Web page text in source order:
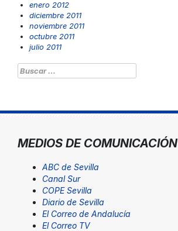
enero 2012
diciembre 2011
noviembre 2011
octubre 2011
julio 2011
Buscar:
MEDIOS DE COMUNICACIÓN
ABC de Sevilla
Canal Sur
COPE Sevilla
Diario de Sevilla
El Correo de Andalucía
El Correo TV